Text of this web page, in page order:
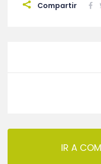
Compartir
IR A